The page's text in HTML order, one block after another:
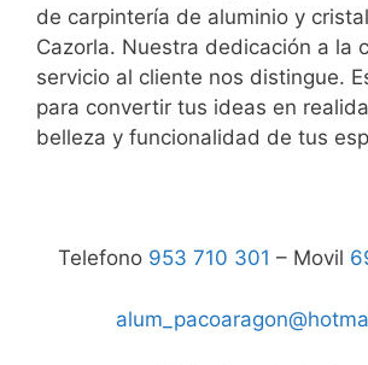
de carpintería de aluminio y
Cazorla. Nuestra dedicación a la
servicio al cliente nos distingue.
para convertir tus ideas en
belleza y funcionalidad de tus
Telefono 953 710 301 – Movil